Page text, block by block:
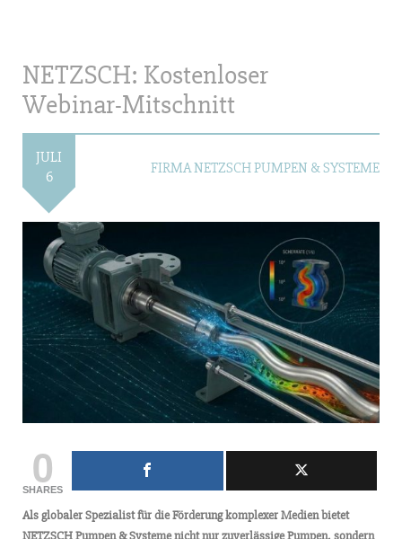
NETZSCH: Kostenloser
Webinar-Mitschnitt
JULI
6
FIRMA NETZSCH PUMPEN & SYSTEME
0
SHARES
Als globaler Spezialist für die Förderung komplexer Medien bietet
NETZSCH Pumpen & Systeme nicht nur zuverlässige Pumpen, sondern